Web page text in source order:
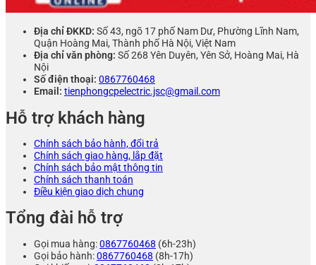
Địa chỉ ĐKKD: Số 43, ngõ 17 phố Nam Dư, Phường Lĩnh Nam,
Quận Hoàng Mai, Thành phố Hà Nội, Việt Nam
Địa chỉ văn phòng: Số 268 Yên Duyên, Yên Sở, Hoàng Mai, Hà
Nội
Số điện thoại: 0867760468
Email: tienphongcpelectric.jsc@gmail.com
Hỗ trợ khách hàng
Chính sách bảo hành, đổi trả
Chính sách giao hàng, lắp đặt
Chính sách bảo mật thông tin
Chính sách thanh toán
Điều kiện giao dịch chung
Tổng đài hỗ trợ
Gọi mua hàng:0867760468 (6h-23h)
Gọi bảo hành:0867760468 (8h-17h)